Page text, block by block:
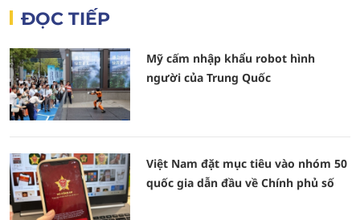
ĐỌC TIẾP
Mỹ cấm nhập khẩu robot hình
người của Trung Quốc
Việt Nam đặt mục tiêu vào nhóm 50
quốc gia dẫn đầu về Chính phủ số